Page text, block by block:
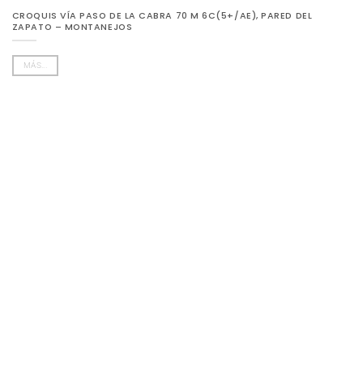
CROQUIS VÍA PASO DE LA CABRA 70 M 6C(5+/AE), PARED DEL
ZAPATO – MONTANEJOS
MÁS...